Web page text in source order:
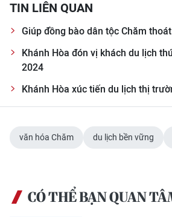
TIN LIÊN QUAN
Giúp đồng bào dân tộc Chăm
Khánh Hòa đón vị khách du lịch
2024
Khánh Hòa xúc tiến du lịch thị
văn hóa Chăm du lịch bền vững
CÓ THỂ BẠN QUAN